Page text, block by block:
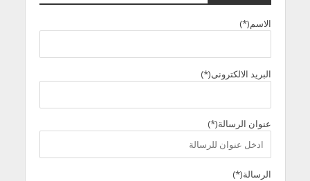
الاسم(*)
البريد الالكترونى(*)
عنوان الرسالة(*)
الرسالة(*)